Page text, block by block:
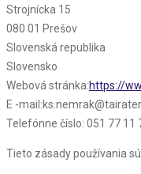
Strojnícka 15
080 01 Prešov
Slovenská republika
Slovensko
Webová stránka:https://
E -mail:
Telefónne číslo: 051 77 11
Tieto zásady používania